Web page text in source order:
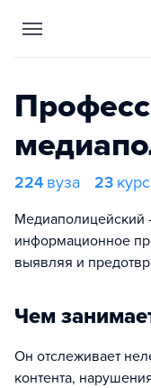
224 вуза 23
Медиаполицейский
информационное
выявляя и
Чем
Он отслеживает
контента,